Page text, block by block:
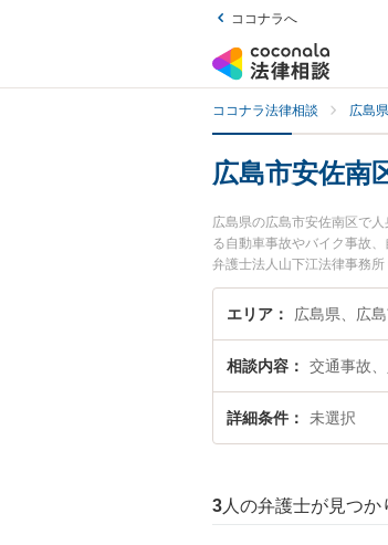
ココナラへ
ココナラ法律相談 広島
広島市安佐南
広島県の広島市安佐南区で
る自動車事故やバイク事故
弁護士法人山下江法律事務
のトラブルを今すぐに弁護
弁護士に相談予約したい』
エリア 広島県、広
相談内容 交通事故
詳細条件 未選択
3 人の弁護士が見つか